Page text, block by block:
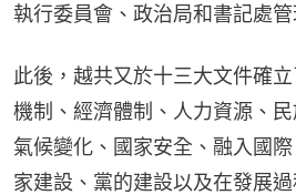
執行委員會、政治局和書記處
此後，越共又於十三大文件確
機制、經濟體制、人力資源、
氣候變化、國家安全、融入國
家建設、黨的建設以及在發展